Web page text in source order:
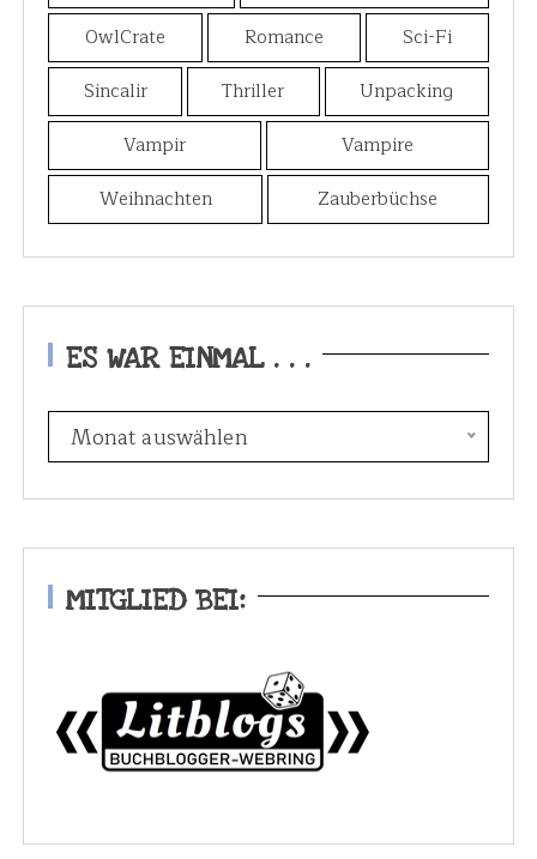
OwlCrate
Romance
Sci-Fi
Sincalir
Thriller
Unpacking
Vampir
Vampire
Weihnachten
Zauberbüchse
ES WAR EINMAL . . .
s
w
r
e
i
.
Monat auswählen
MITGLIED BEI: